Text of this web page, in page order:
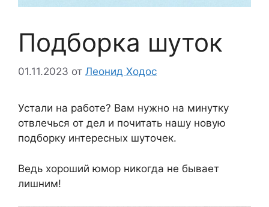
Подборка шуток
01.11.2023 от Леонид Ходос
Устали на работе? Вам нужно на минутку
отвлечься от дел и почитать нашу новую
подборку интересных шуточек.
Ведь хороший юмор никогда не бывает
лишним!